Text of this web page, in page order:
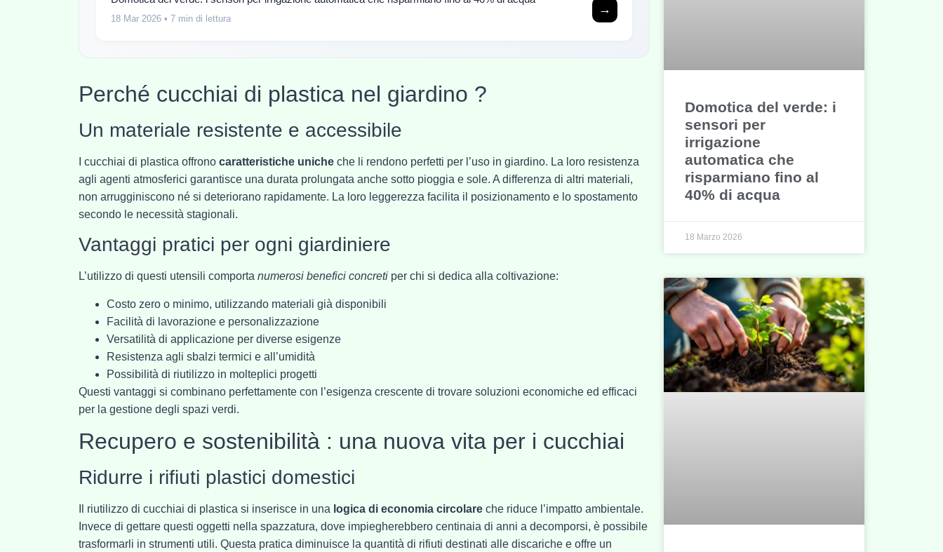
Domotica del verde: i
sensori per
irrigazione
automatica che
risparmiano fino al
40% di acqua
18 Marzo 2026
18 Mar 2026 • 7 min di lettura
→
Perché cucchiai di plastica nel giardino ?
Un materiale resistente e accessibile
I cucchiai di plastica offrono caratteristiche uniche che li rendono perfetti per l’uso in giardino. La loro resistenza
agli agenti atmosferici garantisce una durata prolungata anche sotto pioggia e sole. A differenza di altri materiali,
non arrugginiscono né si deteriorano rapidamente. La loro leggerezza facilita il posizionamento e lo spostamento
secondo le necessità stagionali.
Vantaggi pratici per ogni giardiniere
L’utilizzo di questi utensili comporta numerosi benefici concreti per chi si dedica alla coltivazione:
Costo zero o minimo, utilizzando materiali già disponibili
Facilità di lavorazione e personalizzazione
Versatilità di applicazione per diverse esigenze
Resistenza agli sbalzi termici e all’umidità
Possibilità di riutilizzo in molteplici progetti
Questi vantaggi si combinano perfettamente con l’esigenza crescente di trovare soluzioni economiche ed efficaci
per la gestione degli spazi verdi.
Recupero e sostenibilità : una nuova vita per i cucchiai
Ridurre i rifiuti plastici domestici
Il riutilizzo di cucchiai di plastica si inserisce in una logica di economia circolare che riduce l’impatto ambientale.
Invece di gettare questi oggetti nella spazzatura, dove impiegherebbero centinaia di anni a decomporsi, è possibile
trasformarli in strumenti utili. Questa pratica diminuisce la quantità di rifiuti destinati alle discariche e offre un